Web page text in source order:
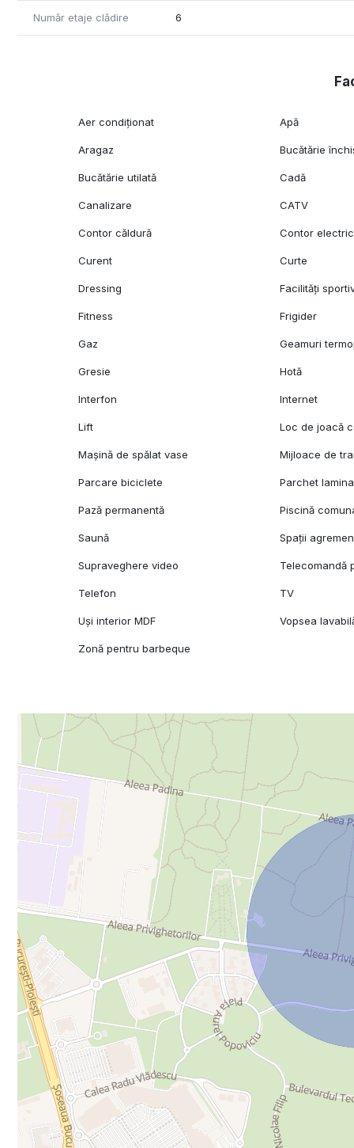
📞 Pentru mai multe detalii sau programarea unei
Număr etaje clădire 6
Aer condiționat Apă
Aragaz Bucătărie
Bucătărie utilată Cadă
Canalizare CATV
Contor căldură Contor electric
Curent Curte
Dressing Facilități
Fitness Frigider
Gaz Geamuri
Gresie Hotă
Interfon Internet
Lift Loc de joacă
Mașină de spălat vase Mijloace de
Parcare biciclete Parchet
Pază permanentă Piscină
Saună Spații
Supraveghere video Telecomandă
Telefon TV
Uși interior MDF Vopsea
Zonă pentru barbeque